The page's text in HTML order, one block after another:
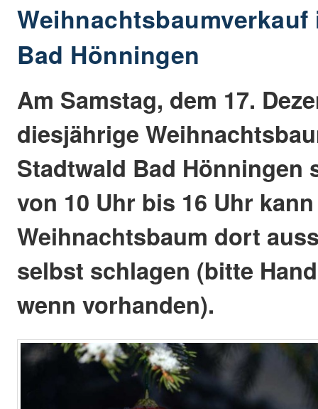
Bad Hönningen
Am Samstag, dem 17.
diesjährige
Stadtwald Bad Hönningen
von 10 Uhr bis 16 Uhr
Weihnachtsbaum dort
selbst schlagen (bitte
wenn vorhanden).